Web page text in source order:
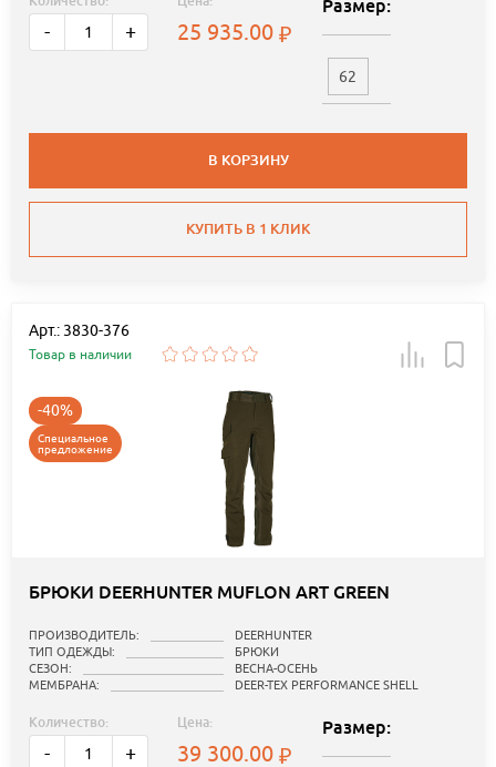
- + 25 935.00
Размер:
62
В КОРЗИНУ
КУПИТЬ В 1 КЛИК
Арт.: 3830-376
Товар в наличии
-40%
Специальное
предложение
БРЮКИ DEERHUNTER MUFLON ART GREEN
ПРОИЗВОДИТЕЛЬ:
DEERHUNTER
ТИП ОДЕЖДЫ:
БРЮКИ
СЕЗОН:
ВЕСНА-ОСЕНЬ
МЕМБРАНА:
DEER-TEX PERFORMANCE SHELL
Количество:
- +
Цена:
39 300.00
Размер: